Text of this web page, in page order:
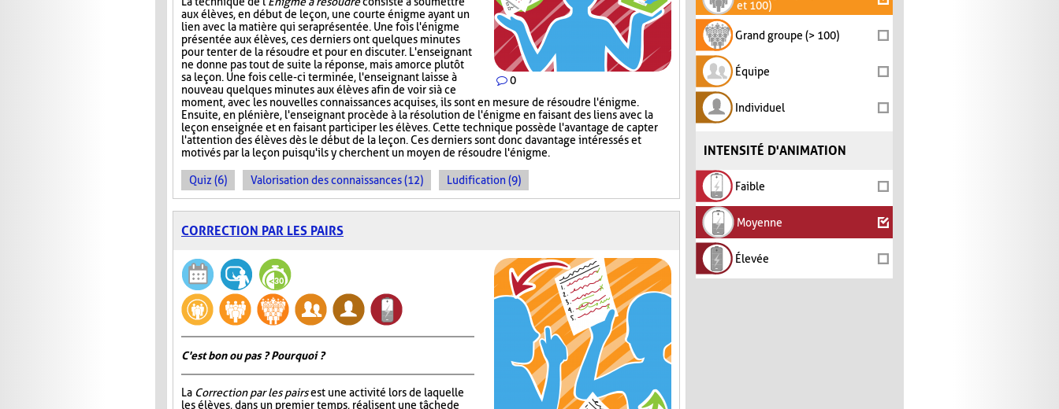
et 100)
Grand groupe (> 100)
Équipe
Individuel
INTENSITÉ D'ANIMATION
Faible
Moyenne
Élevée
0
aux élèves, en début de leçon, une courte énigme ayant un
lien avec la matière qui sera présentée. Une fois l'énigme
présentée aux élèves, ces derniers ont quelques minutes
pour tenter de la résoudre et pour en discuter. L'enseignant
ne donne pas tout de suite la réponse, mais amorce plutôt
sa leçon. Une fois celle-ci terminée, l'enseignant laisse à
nouveau quelques minutes aux élèves afin de voir si à ce
moment, avec les nouvelles connaissances acquises, ils sont en mesure de résoudre l'énigme.
Ensuite, en plénière, l'enseignant procède à la résolution de l'énigme en faisant des liens avec la
leçon enseignée et en faisant participer les élèves. Cette technique possède l'avantage de capter
l'attention des élèves dès le début de la leçon. Ces derniers sont donc davantage intéressés et
motivés par la leçon puisqu'ils y cherchent un moyen de résoudre l'énigme.
Quiz (6) Valorisation des connaissances (12) Ludification (9)
CORRECTION PAR LES PAIRS
C'est bon ou pas ? Pourquoi ?
La Correction par les pairsest une activité lors de laquelle
les élèves, dans un premier temps, réalisent une tâche de